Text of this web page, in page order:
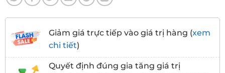
Giảm giá trực tiếp vào giá trị hàng (xem
chi tiết)
Quyết định đúng gia tăng giá trị